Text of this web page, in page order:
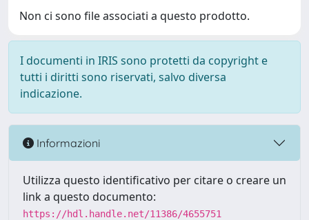
Non ci sono file associati a questo prodotto.
I documenti in IRIS sono protetti da copyright e
tutti i diritti sono riservati, salvo diversa
indicazione.
Informazioni
Utilizza questo identificativo per citare o creare un
link a questo documento:
https://hdl.handle.net/11386/4655751